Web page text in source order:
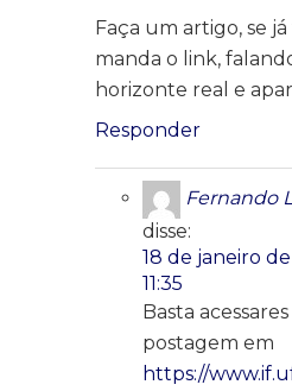
Faça um artigo, se
manda o link,
horizonte real e
Responder
Fernando
disse:
18 de janeiro
11:35
Basta acessares
postagem em
https://